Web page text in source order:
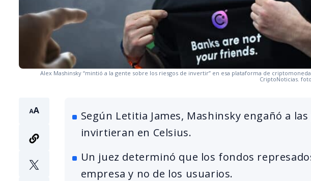
Alex Mashinsky “mintió a la gente sobre los riesgos de invertir” en esa plataforma de
CriptoNoticias.
Según Letitia James, Mashinsky engañó a
invirtieran en Celsius.
Un juez determinó que los fondos
empresa y no de los usuarios.